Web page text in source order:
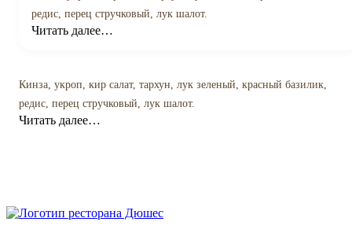
редис, перец стручковый, лук шалот.
Читать далее…
Кинза, укроп, кир салат, тархун, лук зеленый, красный базилик,
редис, перец стручковый, лук шалот.
Читать далее…